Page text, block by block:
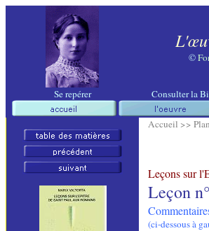
©
Se repérer Consulter la
Accueil >>
Leçons sur
Leçon
(ci-dessous à